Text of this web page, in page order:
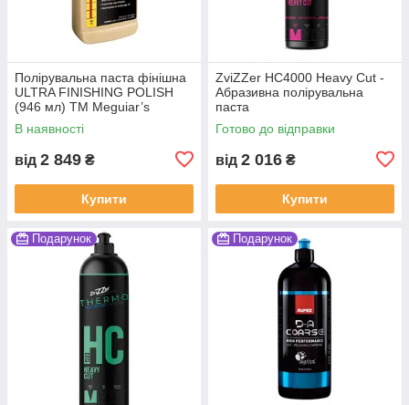
Полірувальна паста фінішна
ULTRA FINISHING POLISH
(946 мл) ТМ Meguiar’s
В наявності
від 2 849 ₴
Купити
ZviZZer HC4000 Heavy Cut -
Абразивна полірувальна
паста
Готово до відправки
від 2 016 ₴
Купити
Подарунок Подарунок